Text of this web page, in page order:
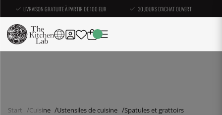
LIVRAISON GRATUITE À PARTIR DE 100 EUR 30 JOURS D'ACHAT OUVERT
Start Cuisine Ustensiles de cuisine Spatules et grattoirs